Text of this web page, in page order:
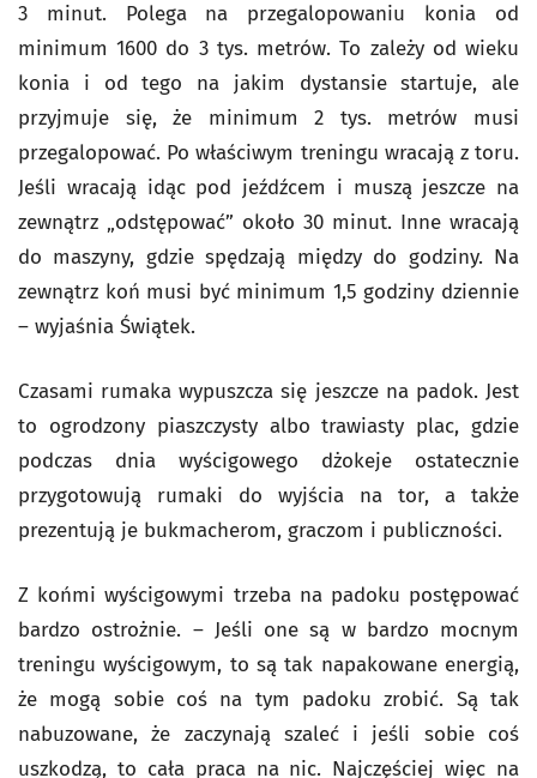
3 minut. Polega na przegalopowaniu konia od
minimum 1600 do 3 tys. metrów. To zależy od wieku
konia i od tego na jakim dystansie startuje, ale
przyjmuje się, że minimum 2 tys. metrów musi
przegalopować. Po właściwym treningu wracają z toru.
Jeśli wracają idąc pod jeźdźcem i muszą jeszcze na
zewnątrz „odstępować” około 30 minut. Inne wracają
do maszyny, gdzie spędzają między do godziny. Na
zewnątrz koń musi być minimum 1,5 godziny dziennie
– wyjaśnia Świątek.
Czasami rumaka wypuszcza się jeszcze na padok. Jest
to ogrodzony piaszczysty albo trawiasty plac, gdzie
podczas dnia wyścigowego dżokeje ostatecznie
przygotowują rumaki do wyjścia na tor, a także
prezentują je bukmacherom, graczom i publiczności.
Z końmi wyścigowymi trzeba na padoku postępować
bardzo ostrożnie. – Jeśli one są w bardzo mocnym
treningu wyścigowym, to są tak napakowane energią,
że mogą sobie coś na tym padoku zrobić. Są tak
nabuzowane, że zaczynają szaleć i jeśli sobie coś
uszkodzą, to cała praca na nic. Najczęściej więc na